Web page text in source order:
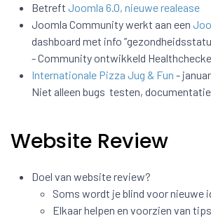
Betreft Joomla 6.0, nieuwe realease
Joomla Community werkt aan een
dashboard met info
- Community ontwikkeld
Internationale Pizza Jug & Fun -
Niet alleen bugs testen,
Website Review
Doel van website review?
Soms wordt je blind voor nieuwe
Elkaar helpen en voorzien van